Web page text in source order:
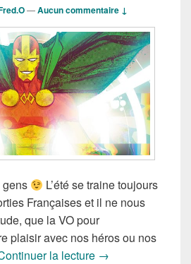
—Aucun commentaire ↓
L’été se traine toujours
Françaises et il ne nous
que la VO pour
plaisir avec nos héros ou nos
la lecture Sorties des
→